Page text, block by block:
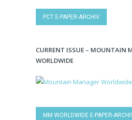
PCT E-PAPER-ARCHIV
CURRENT ISSUE – MOUNTAIN
WORLDWIDE
MM WORLDWIDE E-PAPER-